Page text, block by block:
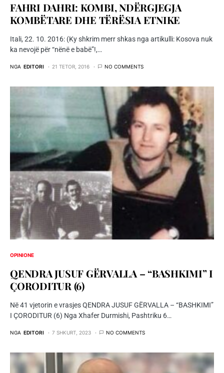
FAHRI DAHRI: KOMBI, NDËRGJEGJA
KOMBËTARE DHE TËRËSIA ETNIKE
Itali, 22. 10. 2016: (Ky shkrim merr shkas nga artikulli: Kosova nuk
ka nevojë për “nënë e babë”!,…
NGA EDITORI 21 TETOR, 2016 NO COMMENTS
OPINIONE
QENDRA JUSUF GËRVALLA – “BASHKIMI” I
ÇORODITUR (6)
Në 41 vjetorin e vrasjes QENDRA JUSUF GËRVALLA – “BASHKIMI”
I ÇORODITUR (6) Nga Xhafer Durmishi, Pashtriku 6…
NGA EDITORI 7 SHKURT, 2023 NO COMMENTS